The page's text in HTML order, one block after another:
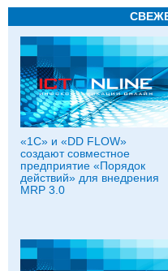
«1С» и «DD FLOW»
создают совместное
предприятие «Порядок
действий» для внедрения
MRP 3.0